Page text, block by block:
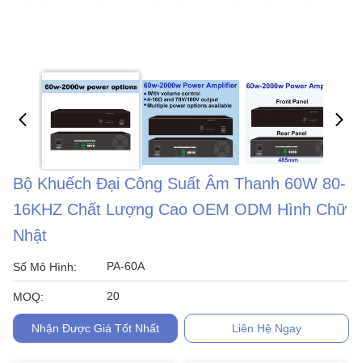
Bộ Khuếch Đại Công Suất Âm Thanh 60W 80-
16KHZ Chất Lượng Cao OEM ODM Hình Chữ
Nhật
Số Mô Hình: PA-60A
MOQ: 20
Nhận Được Giá Tốt Nhất Liên Hệ Ngay